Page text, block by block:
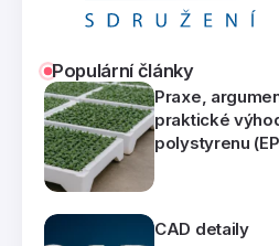
Populární články
Praxe,
praktické
polystyrenu
CAD detaily